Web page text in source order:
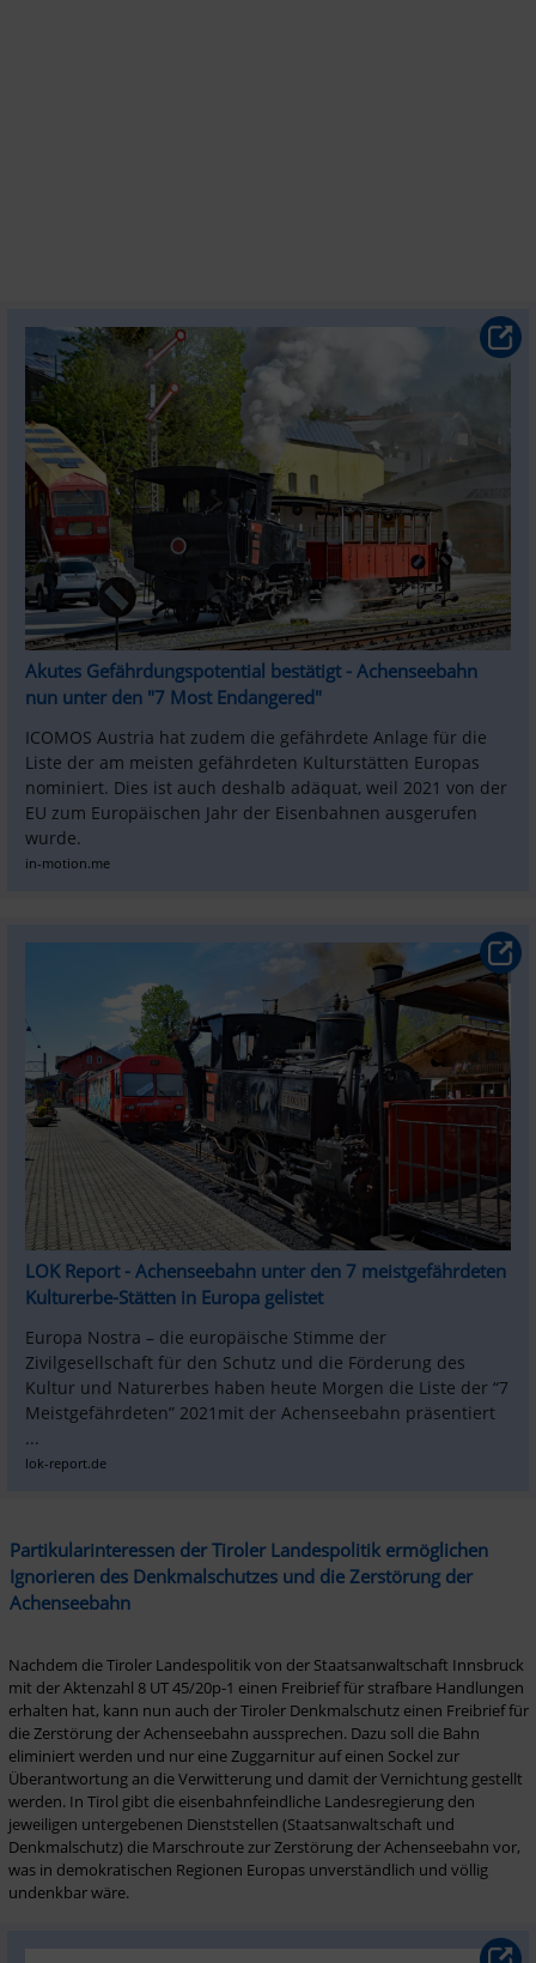
Akutes Gefährdungspotential bestätigt - Achenseebahn
nun unter den "7 Most Endangered"
ICOMOS Austria hat zudem die gefährdete Anlage für die
Liste der am meisten gefährdeten Kulturstätten Europas
nominiert. Dies ist auch deshalb adäquat, weil 2021 von der
EU zum Europäischen Jahr der Eisenbahnen ausgerufen
wurde.
in-motion.me
LOK Report - Achenseebahn unter den 7 meistgefährdeten
Kulturerbe-Stätten in Europa gelistet
Europa Nostra – die europäische Stimme der
Zivilgesellschaft für den Schutz und die Förderung des
Kultur und Naturerbes haben heute Morgen die Liste der “7
Meistgefährdeten” 2021mit der Achenseebahn präsentiert
...
lok-report.de
Partikularinteressen der Tiroler Landespolitik ermöglichen
Ignorieren des Denkmalschutzes und die Zerstörung der
Achenseebahn
Nachdem die Tiroler Landespolitik von der Staatsanwaltschaft Innsbruck
mit der Aktenzahl 8 UT 45/20p-1 einen Freibrief für strafbare Handlungen
erhalten hat, kann nun auch der Tiroler Denkmalschutz einen Freibrief für
die Zerstörung der Achenseebahn aussprechen. Dazu soll die Bahn
eliminiert werden und nur eine Zuggarnitur auf einen Sockel zur
Überantwortung an die Verwitterung und damit der Vernichtung gestellt
werden. In Tirol gibt die eisenbahnfeindliche Landesregierung den
jeweiligen untergebenen Dienststellen (Staatsanwaltschaft und
Denkmalschutz) die Marschroute zur Zerstörung der Achenseebahn vor,
was in demokratischen Regionen Europas unverständlich und völlig
undenkbar wäre.